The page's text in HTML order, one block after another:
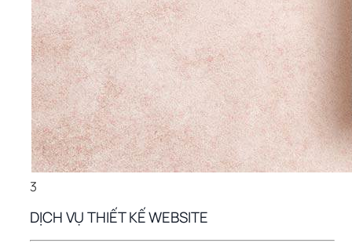
3
DỊCH VỤ THIẾT KẾ WEBSITE